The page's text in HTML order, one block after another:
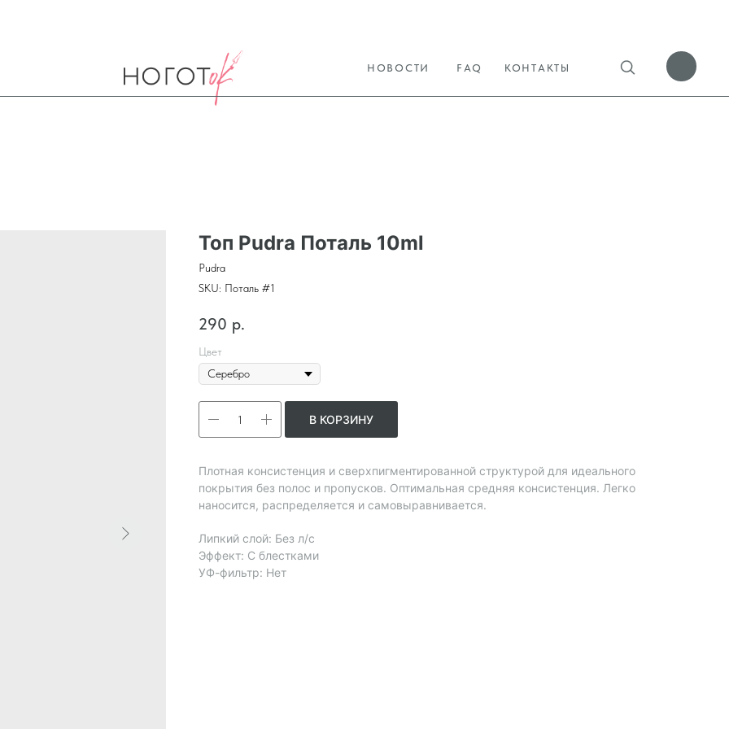
НОВОСТИ FAQ КОНТАКТЫ
Топ Pudra Поталь 10ml
Pudra
SKU: Поталь #1
290 р.
Цвет
В КОРЗИНУ
Плотная консистенция и сверхпигментированной структурой для идеального
покрытия без полос и пропусков. Оптимальная средняя консистенция. Легко
наносится, распределяется и самовыравнивается.
Липкий слой: Без л/с
Эффект: С блестками
УФ-фильтр: Нет